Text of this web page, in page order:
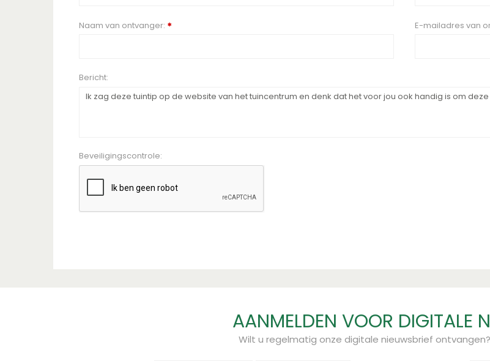
Naam van ontvanger: * E-mailadres van
Bericht:
Beveiligingscontrole:
AANMELDEN VOOR DIGITALE
Wilt u regelmatig onze digitale nieuwsbrief